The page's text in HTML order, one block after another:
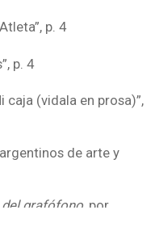
p. 4
p. 4
caja (vidala en prosa)”,
de arte y
grafófono , por